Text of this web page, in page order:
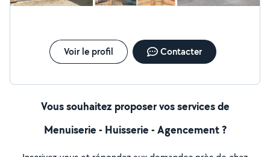
Voir le profil Contacter
Vous souhaitez proposer vos services de
Menuiserie - Huisserie - Agencement ?